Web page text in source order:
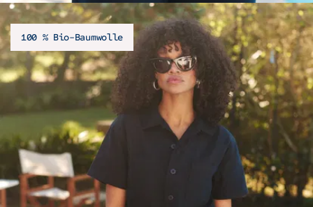
100 % Bio-Baumwolle